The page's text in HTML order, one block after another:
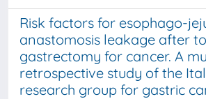
Risk factors for esophago-
anastomosis leakage after
gastrectomy for cancer. A
retrospective study of the
research group for gastric